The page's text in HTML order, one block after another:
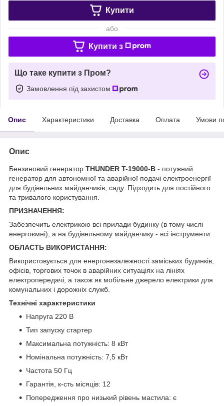
Купити
або
Купити з
Що таке купити з Пром?
Замовлення під захистом
Опис Характеристики Доставка Оплата Умови
Опис
Бензиновий генератор THUNDER T-19000-B - потужний
генератор для автономної та аварійної подачі електроенергії
для будівельних майданчиків, саду. Підходить для постійного
та тривалого користування.
ПРИЗНАЧЕННЯ:
Забезпечить електрикою всі прилади будинку (в тому числі
енергоємні), а на будівельному майданчику - всі інструменти.
ОБЛАСТЬ ВИКОРИСТАННЯ:
Використовується для енергонезалежності заміських будинків,
офісів, торгових точок в аварійних ситуаціях на лініях
електропередачі, а також як мобільне джерело електрики для
комунальних і дорожніх служб.
Технічні характеристики
Напруга 220 В
Тип запуску стартер
Максимальна потужність: 8 кВт
Номінальна потужність: 7,5 кВт
Частота 50 Гц
Гарантія, к-сть місяців: 12
Попередження про низький рівень мастила: є